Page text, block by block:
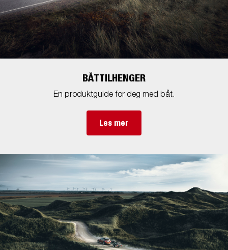
BÅTTILHENGER
En produktguide for deg med båt.
Les mer